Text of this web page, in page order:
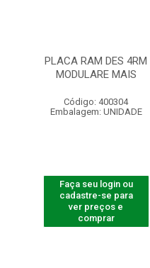
PLACA RAM DES 4RM
MODULARE MAIS
Código: 400304
Embalagem: UNIDADE
Faça seu login ou
cadastre-se para
ver preços e
comprar